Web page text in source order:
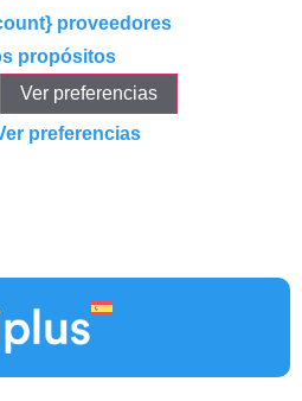
proveedores
propósitos
Ver preferencias
preferencias